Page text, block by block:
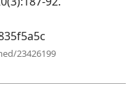
23426199